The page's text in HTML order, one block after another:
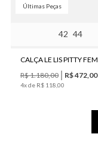
42 44
R$1.180,00 R$472,00
Últimas Peças
4x de R$ 118 00